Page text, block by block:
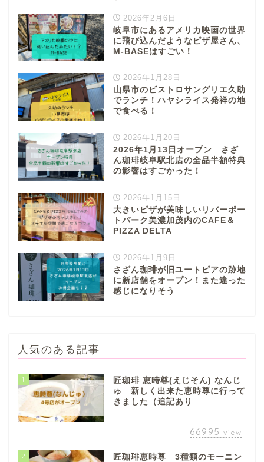
2026年2月6日
岐阜市にあるアメリカ映画の世界
に飛び込んだようなピザ屋さん、
M-BASEはすごい！
2026年1月28日
山県市のビストロサングリエ久助
でランチ！ハヤシライス発祥の地
で食べる！
2026年1月20日
2026年1月13日オープン さざ
ん珈琲岐阜駅北店の全品半額特典
の影響はすごかった！
2026年1月15日
大きいピザが美味しいリバーポー
トパーク美濃加茂内のCAFE＆
PIZZA DELTA
2026年1月9日
さざん珈琲が旧ユートピアの跡地
に新店舗をオープン！また違った
感じになりそう
人気のある記事
1
匠珈琲 恵時尊(えじそん) なんじ
ゅ 新しく出来た恵時尊に行って
きました（追記あり
66995 view
2
匠珈琲恵時尊 3種類のモーニン